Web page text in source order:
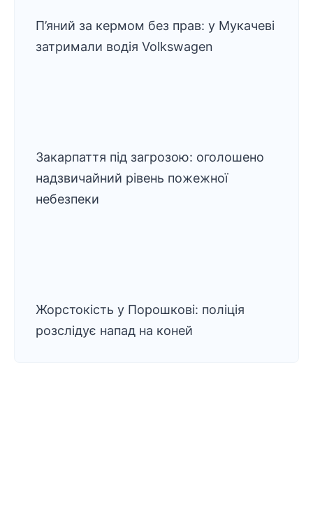
П’яний за кермом без прав: у Мукачеві
затримали водія Volkswagen
Закарпаття під загрозою: оголошено
надзвичайний рівень пожежної
небезпеки
Жорстокість у Порошкові: поліція
розслідує напад на коней